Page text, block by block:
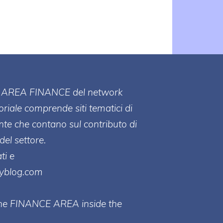
FINANCE del network
comprende siti tematici di
che contano sul contributo di
settore.
e
FINANCE AREA inside the